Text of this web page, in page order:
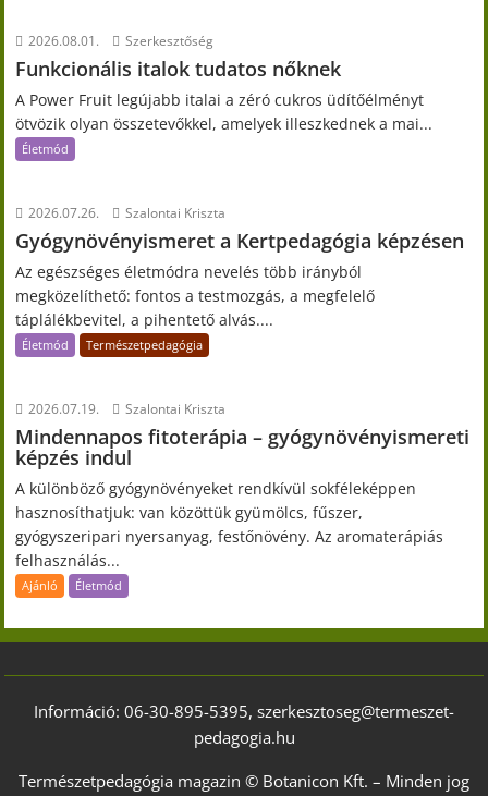
2026.08.01. Szerkesztőség
Funkcionális italok tudatos nőknek
A Power Fruit legújabb italai a zéró cukros üdítőélményt
ötvözik olyan összetevőkkel, amelyek illeszkednek a mai...
Életmód
2026.07.26. Szalontai Kriszta
Gyógynövényismeret a Kertpedagógia képzésen
Az egészséges életmódra nevelés több irányból
megközelíthető: fontos a testmozgás, a megfelelő
táplálékbevitel, a pihentető alvás....
Életmód Természetpedagógia
2026.07.19. Szalontai Kriszta
Mindennapos fitoterápia – gyógynövényismereti
képzés indul
A különböző gyógynövényeket rendkívül sokféleképpen
hasznosíthatjuk: van közöttük gyümölcs, fűszer,
gyógyszeripari nyersanyag, festőnövény. Az aromaterápiás
felhasználás...
Ajánló Életmód
Információ: 06-30-895-5395, szerkesztoseg@termeszet-
pedagogia.hu
Természetpedagógia magazin © Botanicon Kft. – Minden jog